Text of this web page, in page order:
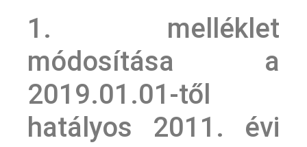
1. melléklet
módosítása a
2019.01.01-től
hatályos 2011. évi